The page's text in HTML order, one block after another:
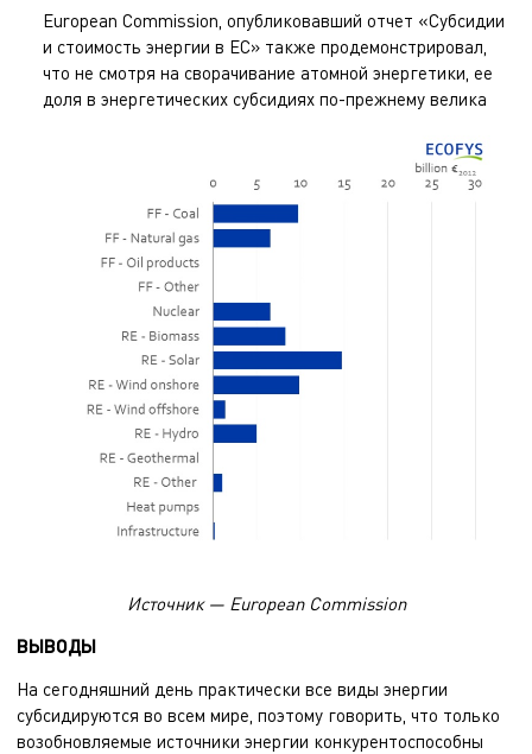
European Commission, опубликовавший отчет «Субсидии
и стоимость энергии в ЕС» также продемонстрировал,
что не смотря на сворачивание атомной энергетики, ее
доля в энергетических субсидиях по-прежнему велика
Источник — European Commission
ВЫВОДЫ
На сегодняшний день практически все виды энергии
субсидируются во всем мире, поэтому говорить, что только
возобновляемые источники энергии конкурентоспособны